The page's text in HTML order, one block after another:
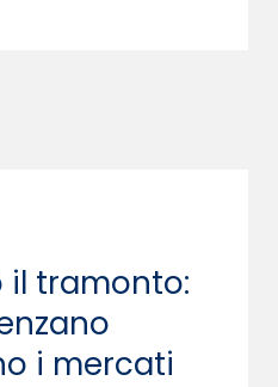
il tramonto:
i mercati